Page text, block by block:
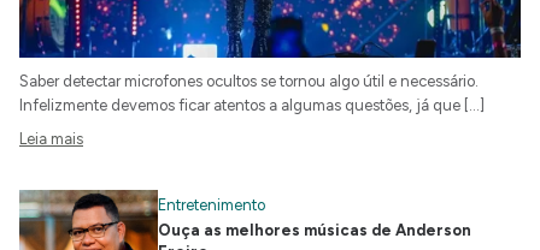
Saber detectar microfones ocultos se tornou algo útil e necessário.
Infelizmente devemos ficar atentos a algumas questões, já que […]
Leia mais
Entretenimento
Ouça as melhores músicas de Anderson